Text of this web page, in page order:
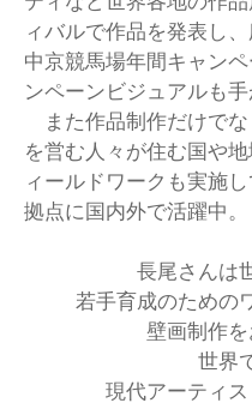
ィバルで作品を発表し、
中京競馬場年間キャンペ
ンペーンビジュアルも手
また作品制作だけで
を営む人々が住む国や
ィールドワークも実施
拠点に国内外で活躍中。
長尾さんは
若手育成のための
壁画制作を
世界
現代アーティス